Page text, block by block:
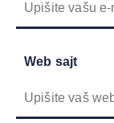
Web sajt